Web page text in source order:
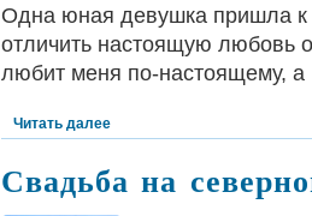
Одна юная девушка пришла к
отличить настоящую любовь
любит меня по-настоящему, а
Читать далее
Свадьба на